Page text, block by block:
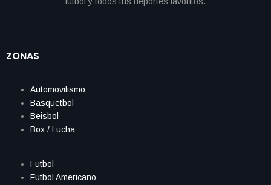
ZONAS
Automovilismo
Basquetbol
Beisbol
Box / Lucha
Futbol
Futbol Americano